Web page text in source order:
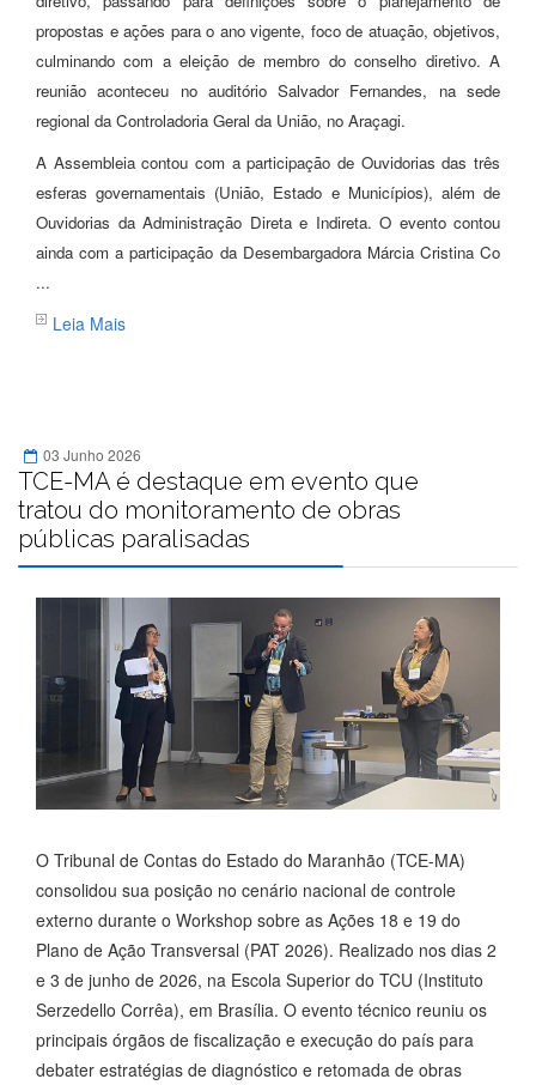
propostas e ações para o ano vigente, foco de atuação, objetivos,
culminando com aeleição de membro do conselho diretivo. A
reunião aconteceu no auditório Salvador Fernandes, na sede
regional da Controladoria Geral da União, no Araçagi.
A Assembleia contou com a participação de Ouvidorias das três
esferas governamentais (União, Estado e Municípios), além de
Ouvidorias da Administração Direta e Indireta. O evento contou
ainda com a participação da Desembargadora Márcia Cristina Co
...
Leia Mais
03 Junho 2026
TCE-MA é destaque em evento que
tratou do monitoramento de obras
públicas paralisadas
O Tribunal de Contas do Estado do Maranhão (TCE-MA)
consolidou sua posição no cenário nacional de controle
externo durante o Workshop sobre as Ações 18 e 19 do
Plano de Ação Transversal (PAT 2026). Realizado nos dias 2
e 3 de junho de 2026, na Escola Superior do TCU (Instituto
Serzedello Corrêa), em Brasília. O evento técnico reuniu os
principais órgãos de fiscalização e execução do país para
debater estratégias de diagnóstico e retomada de obras